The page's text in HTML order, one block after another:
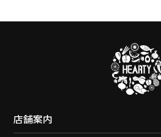
店舗案内